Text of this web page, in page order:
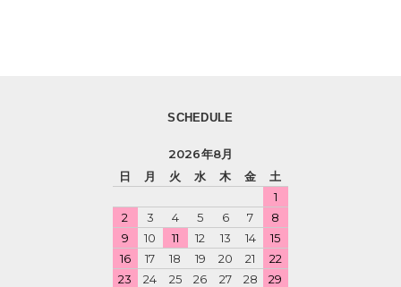
SCHEDULE
2026年8月
日
月 火 水 木 金
土
1
2
3 4 5 6 7
8
9
10 11 12 13 14
15
16
17 18 19 20 21
22
23
24 25 26 27 28
29